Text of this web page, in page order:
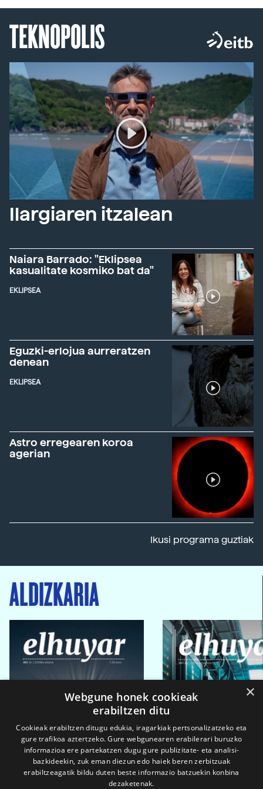
TEKNOPOLIS
Ilargiaren itzalean
Naiara Barrado: "Eklipsea
kasualitate kosmiko bat da"
EKLIPSEA
Eguzki-erlojua aurreratzen
denean
EKLIPSEA
Astro erregearen koroa
agerian
Ikusi programa guztiak
ALDIZKARIA
×
Webgune honek cookieak
erabiltzen ditu
Cookieak erabiltzen ditugu edukia, iragarkiak pertsonalizatzeko eta
gure trafikoa aztertzeko. Gure webgunearen erabilerari buruzko
informazioa ere partekatzen dugu gure publizitate- eta analisi-
bazkideekin, zuk eman diezun edo haiek beren zerbitzuak
erabiltzeagatik bildu duten beste informazio batzuekin konbina
dezaketenak.